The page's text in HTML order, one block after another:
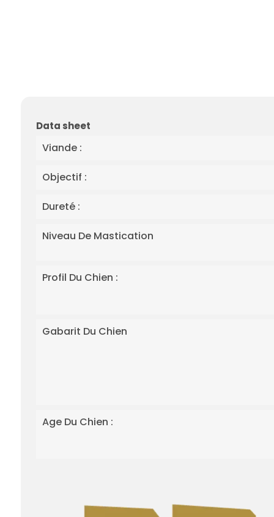
Data sheet
Viande :
Objectif :
Dureté :
Niveau De Mastication
Profil Du Chien :
Gabarit Du Chien
Age Du Chien :